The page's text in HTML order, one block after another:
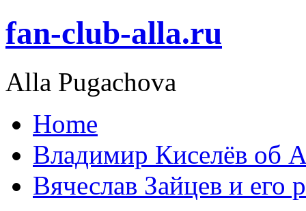
fan-club-alla.ru
Alla Pugachova
Home
Владимир Киселёв об
Вячеслав Зайцев и его